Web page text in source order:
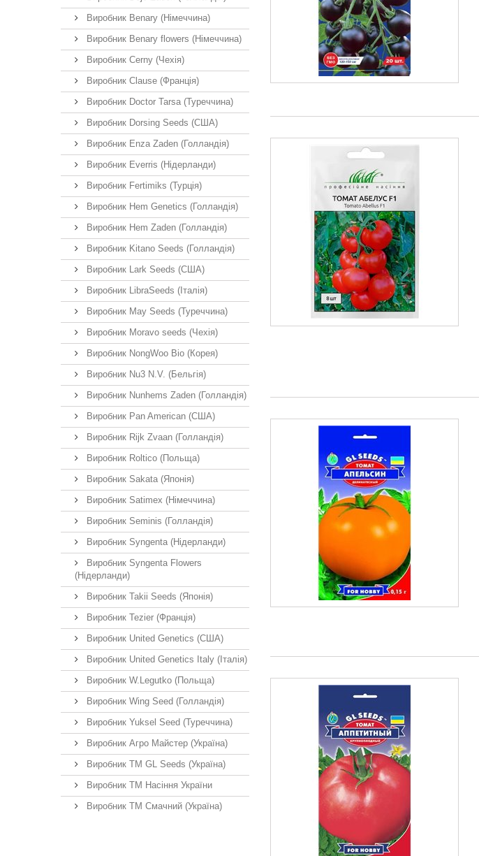
Виробник Benary (Німеччина)
Виробник Benary flowers (Німеччина)
Виробник Cerny (Чехія)
Виробник Clause (Франція)
Виробник Doctor Tarsa (Туреччина)
Виробник Dorsing Seeds (США)
Виробник Enza Zaden (Голландія)
Виробник Everris (Нідерланди)
Виробник Fertimiks (Турція)
Виробник Hem Genetics (Голландія)
Виробник Hem Zaden (Голландія)
Виробник Kitano Seeds (Голландія)
Виробник Lark Seeds (США)
Виробник LibraSeeds (Італія)
Виробник May Seeds (Туреччина)
Виробник Moravo seeds (Чехія)
Виробник NongWoo Bio (Корея)
Виробник Nu3 N.V. (Бельгія)
Виробник Nunhems Zaden (Голландія)
Виробник Pan American (США)
Виробник Rijk Zvaan (Голландія)
Виробник Roltico (Польща)
Виробник Sakata (Японія)
Виробник Satimex (Німеччина)
Виробник Seminis (Голландія)
Виробник Syngenta (Нідерланди)
Виробник Syngenta Flowers
(Нідерланди)
Виробник Takii Seeds (Японія)
Виробник Tezier (Франція)
Виробник United Genetics (США)
Виробник United Genetics Italy (Італія)
Виробник W.Legutko (Польща)
Виробник Wing Seed (Голландія)
Виробник Yuksel Seed (Туреччина)
Виробник Агро Майстер (Україна)
Виробник ТМ GL Seeds (Україна)
Виробник ТМ Насіння України
Виробник ТМ Смачний (Україна)